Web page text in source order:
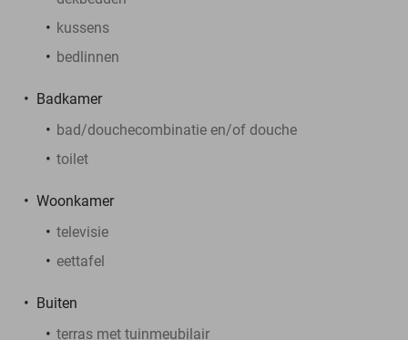
kussens
bedlinnen
Badkamer
bad/douchecombinatie en/of douche
toilet
Woonkamer
televisie
eettafel
Buiten
terras met tuinmeubilair